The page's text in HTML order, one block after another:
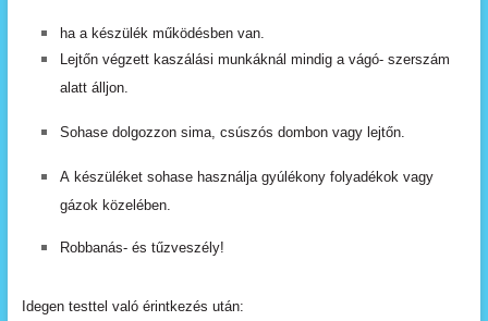
ha a készülék működésben van.
Lejtőn végzett kaszálási munkáknál mindig a vágó- szerszám
alatt álljon.
Sohase dolgozzon sima, csúszós dombon vagy lejtőn.
A készüléket sohase használja gyúlékony folyadékok vagy
gázok közelében.
Robbanás- és tűzveszély!
Idegen testtel való érintkezés után: